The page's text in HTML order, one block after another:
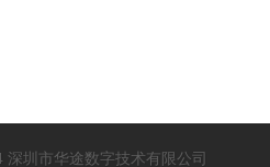
圳市华途数字技术有限公司